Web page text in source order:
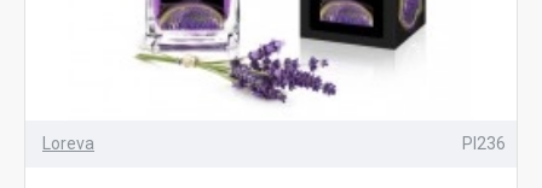
Loreva PI236